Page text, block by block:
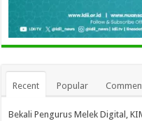
Recent Popular
Bekali Pengurus Melek Digital,